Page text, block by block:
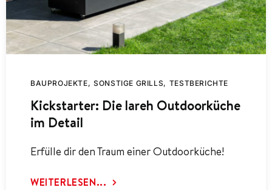
BAUPROJEKTE SONSTIGE GRILLS TESTBERICHTE
Kickstarter: Die lareh Outdoorküche
im Detail
Erfülle dir den Traum einer Outdoorküche!
WEITERLESEN...